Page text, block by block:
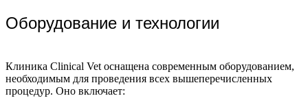
Оборудование и технологии
Клиника Clinical Vet оснащена современным оборудованием,
необходимым для проведения всех вышеперечисленных
процедур. Оно включает: